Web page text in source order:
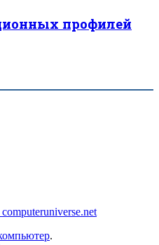
профилей
.